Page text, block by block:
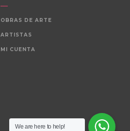
OBRAS DE ARTE
ARTISTAS
MI CUENTA
We are here to help!